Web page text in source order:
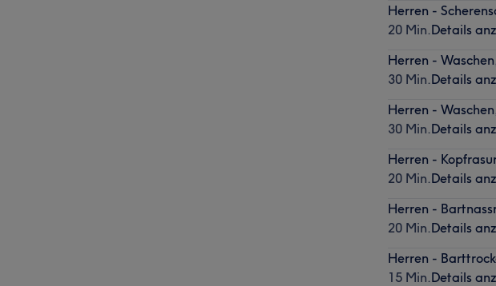
Herren -
20 Min.Details
Herren -
30 Min.Details
Herren -
30 Min.Details
Herren -
20 Min.Details
Herren -
20 Min.Details
Herren -
15 Min.Details